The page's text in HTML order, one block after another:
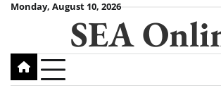
SkipMonday, August 10, 2026
SEA